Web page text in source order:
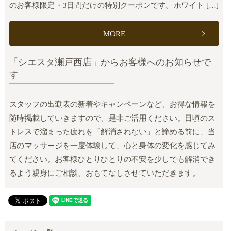
のお客様限定・3日間だけの特別クーポンです。ホワイト […]
MORE
「シエスタ瀬戸西店」からお客様へのお知らせで
す
スタッフの出勤表の新着やキャンペーンなど、お得な情報を
随時掲載していきますので、是非ご活用ください。日頃のス
トレスで溜まった疲れを「解消されない」と諦める前に、当
店のマッサージを一度体験して、心と身体の変化を感じてみ
てください。お客様ひとりひとりの不安を少しでも解消でき
るよう親身にご相談、おもてなしさせていただきます。